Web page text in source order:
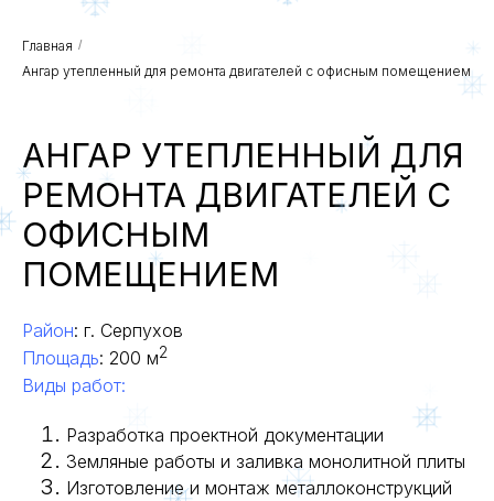
Главная /
Ангар утепленный для ремонта двигателей с офисным помещением
АНГАР УТЕПЛЕННЫЙ ДЛЯ
РЕМОНТА ДВИГАТЕЛЕЙ С
ОФИСНЫМ
ПОМЕЩЕНИЕМ
Район: г. Серпухов
Площадь: 200 м2
Виды работ:
Разработка проектной документации
Земляные работы и заливка монолитной плиты
Изготовление и монтаж металлоконструкций